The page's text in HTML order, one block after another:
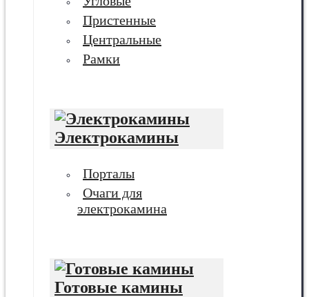
Пристенные
Центральные
Рамки
Электрокамины
Порталы
Очаги для
электрокамина
Готовые камины